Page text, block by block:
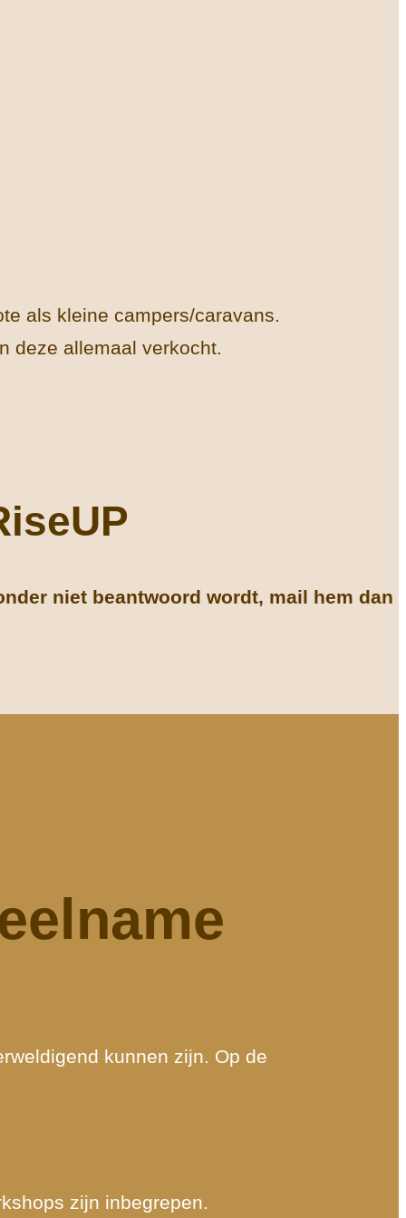
als kleine campers/caravans.
deze allemaal verkocht.
niet beantwoord wordt, mail hem dan
kunnen zijn. Op de
zijn inbegrepen.